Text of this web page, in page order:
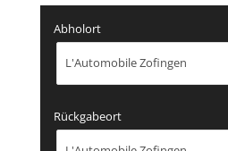
Abholort
Rückgabeort